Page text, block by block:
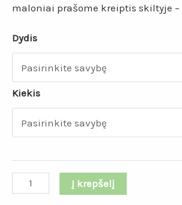
maloniai prašome kreiptis skiltyje –
Dydis
Kiekis
Į krepšelį